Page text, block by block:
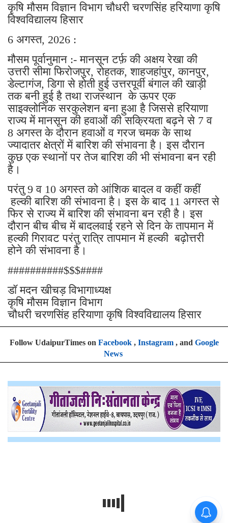
कृषि मौसम विज्ञान विभाग चौधरी चरणसिंह हरियाणा कृषि
विश्वविद्यालय हिसार
6 अगस्त, 2026 :
मौसम पूर्वानुमान :- मानसून टर्फ़ की अक्षय रेखा की
उत्तरी सीमा फिरोजपुर, रोहतक, शाहजहांपुर, कानपुर,
डेल्टागंज, डिगा से होती हुई उत्तरपूर्वी बंगाल की खाड़ी
तक बनी हुई है तथा राजस्थान के ऊपर एक
साइक्लोनिक सरकुलेशन बना हुआ है जिससे हरियाणा
राज्य में मानसून की हवाओं की सक्रियता बढ़ने से 7 व
8 अगस्त के दौरान हवाओं व गरज चमक के साथ
ज्यादातर क्षेत्रों में बारिश की संभावना है। इस दौरान
कुछ एक स्थानों पर तेज बारिश की भी संभावना बन रही
है।
परंतु 9 व 10 अगस्त को आंशिक बादल व कहीं कहीं
हल्की बारिश की संभावना है। इस के बाद 11 अगस्त से
फिर से राज्य में बारिश की संभावना बन रही है। इस
दौरान बीच बीच में बादलवाई रहने से दिन के तापमान में
हल्की गिरावट परंतु रात्रि तापमान में हल्की बढ़ोत्तरी
होने की संभावना है।
##########$$$####
डॉ मदन खीचड़ विभागाध्यक्ष
कृषि मौसम विज्ञान विभाग
चौधरी चरणसिंह हरियाणा कृषि विश्वविद्यालय हिसार
Follow UdaipurTimes on Facebook, Instagram, and Google
News